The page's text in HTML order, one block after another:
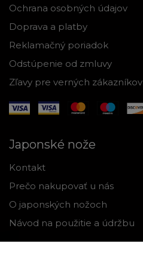
Ochrana osobných údajov
Doprava a platby
Reklamačný poriadok
Odstúpenie od zmluvy
Zľavy pre verných zákazníkov
Japonské nože
Kontakt
Prečo nakupovať u nás
O japonských nožoch
Návod na použitie a údržbu